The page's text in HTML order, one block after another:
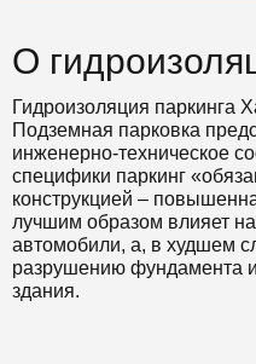
О
Гидроизоляция паркинга
Подземная парковка
инженерно-техническое
специфики паркинг
конструкцией –
лучшим образом влияет
автомобили, а, в худшем
разрушению фундамента
здания.